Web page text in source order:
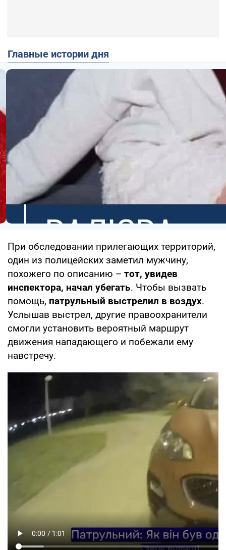
Главные истории дня
При обследовании прилегающих территорий,
один из полицейских заметил мужчину,
похожего по описанию – тот, увидев
инспектора, начал убегать. Чтобы вызвать
помощь, патрульный выстрелил в воздух.
Услышав выстрел, другие правоохранители
смогли установить вероятный маршрут
движения нападающего и побежали ему
навстречу.